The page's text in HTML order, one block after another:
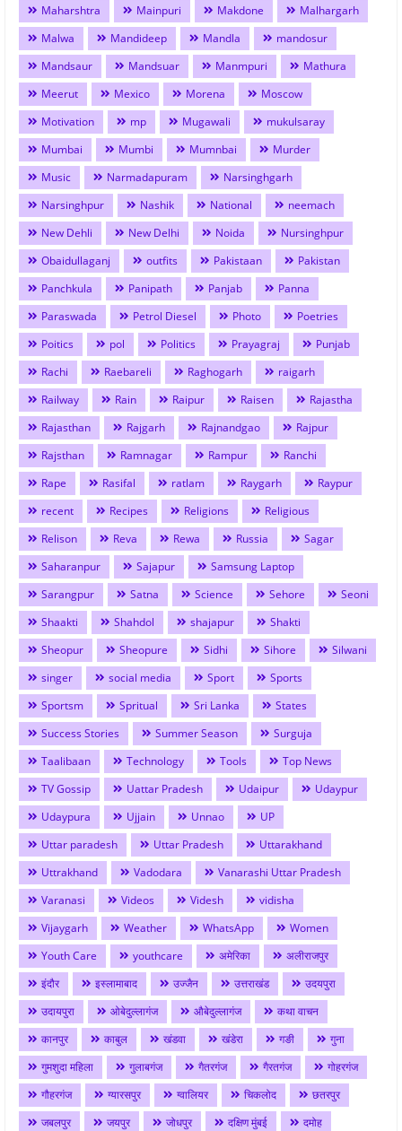
Maharshtra
Mainpuri Makdone
Malhargarh
Malwa
Mandideep Mandla
mandosur
Mandsaur
Mandsuar Manmpuri
Mathura
Meerut
Mexico Morena
Moscow
Motivation
mp Mugawali
mukulsaray
Mumbai
Mumbi Mumnbai
Murder
Music
Narmadapuram
Narsinghgarh
Narsinghpur
Nashik National
neemach
New Dehli
New Delhi Noida
Nursinghpur
Obaidullaganj
outfits Pakistaan
Pakistan
Panchkula
Panipath Panjab
Panna
Paraswada
Petrol Diesel Photo
Poetries
Poitics
pol Politics Prayagraj
Punjab
Rachi
Raebareli Raghogarh
raigarh
Railway
Rain Raipur Raisen
Rajastha
Rajasthan
Rajgarh Rajnandgao
Rajpur
Rajsthan
Ramnagar Rampur
Ranchi
Rape
Rasifal ratlam Raygarh
Raypur
recent
Recipes Religions
Religious
Relison
Reva Rewa Russia
Sagar
Saharanpur
Sajapur
Samsung Laptop
Sarangpur
Satna Science Sehore
Seoni
Shaakti
Shahdol shajapur
Shakti
Sheopur
Sheopure Sidhi Sihore
Silwani
singer
social media Sport
Sports
Sportsm
Spritual Sri Lanka
States
Success Stories
Summer Season
Surguja
Taalibaan
Technology Tools
Top News
TV Gossip
Uattar Pradesh Udaipur
Udaypur
Udaypura
Ujjain Unnao
UP
Uttar paradesh
Uttar Pradesh
Uttarakhand
Uttrakhand
Vadodara
Vanarashi Uttar Pradesh
Varanasi
Videos Videsh
vidisha
Vijaygarh
Weather WhatsApp
Women
Youth Care
youthcare अमेरिका
अलीराजपुर
इंदौर
इस्लामाबाद उज्जैन उत्तराखंड
उदयपुरा
उदायपुरा
ओबेदुल्लागंज औबेदुल्लागंज
कथा वाचन
कानपुर
काबुल खंडवा खंडेरा गङी
गुना
गुमशुदा महिला
गुलाबगंज गैतरगंज गैरतगंज
गोहरगंज
गौहरगंज
ग्यारसपुर ग्वालियर चिकलोद
छतरपुर
जबलपुर
जयपुर जोधपुर दक्षिण मुंबई
दमोह